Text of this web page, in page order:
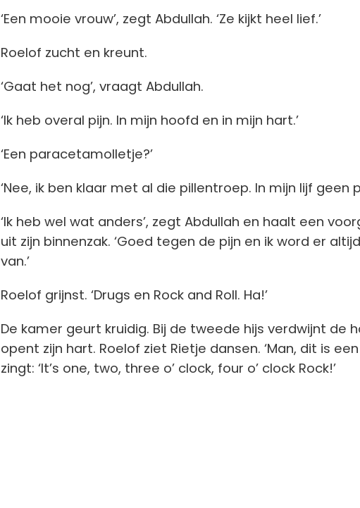
‘Een mooie vrouw’, zegt Abdullah. ‘Ze kijkt heel lief.’
Roelof zucht en kreunt.
‘Gaat het nog’, vraagt Abdullah.
‘Ik heb overal pijn. In mijn hoofd en in mijn hart.’
‘Een paracetamolletje?’
‘Nee, ik ben klaar met al die pillentroep. In mijn lijf geen
‘Ik heb wel wat anders’, zegt Abdullah en haalt een
uit zijn binnenzak. ‘Goed tegen de pijn en ik word er
van.’
Roelof grijnst. ‘Drugs en Rock and Roll. Ha!’
De kamer geurt kruidig. Bij de tweede hijs verdwijnt de
opent zijn hart. Roelof ziet Rietje dansen. ‘Man, dit is een
zingt: ‘It’s one, two, three o’ clock, four o’ clock Rock!’